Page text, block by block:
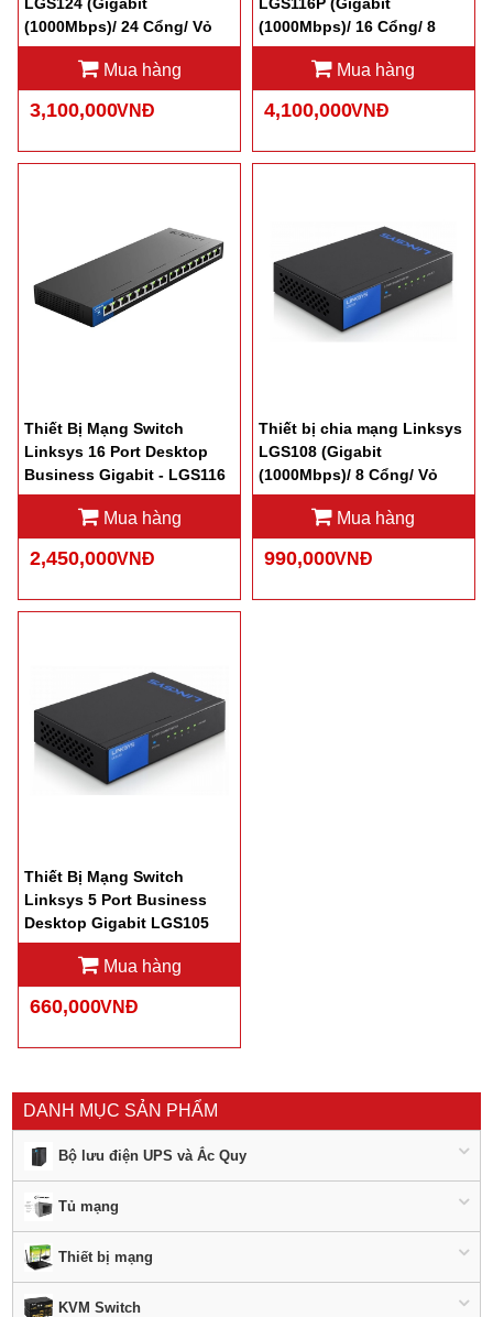
(1000Mbps)/ 24 Cổng/ Vỏ
Sắt)
Mua hàng
3,100,000VNĐ
(1000Mbps)/ 16 Cổng/ 8
cổng PoE/ Vỏ Sắt)
Mua hàng
4,100,000VNĐ
Thiết Bị Mạng Switch
Linksys 16 Port Desktop
Business Gigabit - LGS116
Mua hàng
2,450,000VNĐ
Thiết bị chia mạng Linksys
LGS108 (Gigabit
(1000Mbps)/ 8 Cổng/ Vỏ
Sắt)
Mua hàng
990,000VNĐ
Thiết Bị Mạng Switch
Linksys 5 Port Business
Desktop Gigabit LGS105
10/100/1000Mbps
Mua hàng
660,000VNĐ
DANH MỤC SẢN PHẨM
Bộ lưu điện UPS và Ắc Quy
Tủ mạng
Thiết bị mạng
KVM Switch